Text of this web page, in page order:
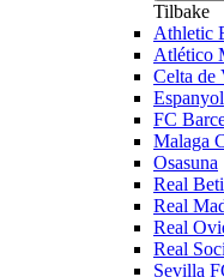
Tilbake
Athletic
Atlético
Celta de
Espanyol
FC
Malaga
Osasuna
Real
Real
Real
Real
Sevilla